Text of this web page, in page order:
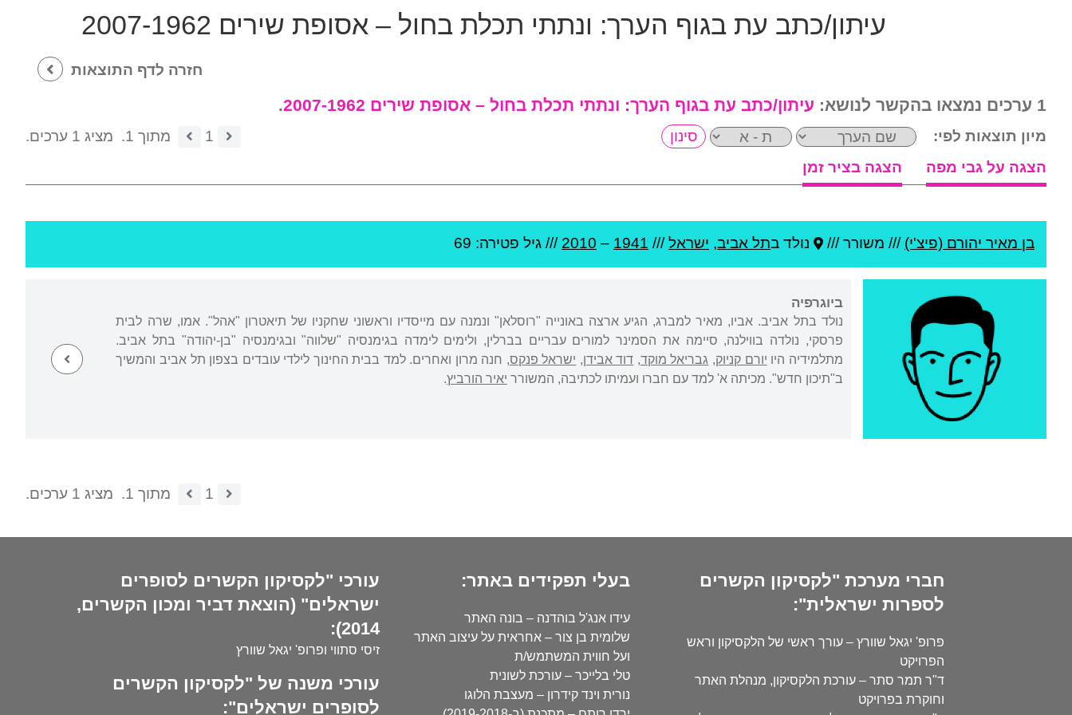
עיתון/כתב עת בגוף הערך: ונתתי תכלת בחול – אסופת שירים 2007-1962
חזרה לדף התוצאות
1 ערכים נמצאו בהקשר לנושא: עיתון/כתב עת בגוף הערך: ונתתי תכלת בחול – אסופת שירים 2007-1962 .
מיון תוצאות לפי: 1 מתוך 1.
מציג 1 ערכים.
הצגה על גבי מפה
הצגה בציר זמן
בן מאיר יהורם (פיצ'י) /// משורר /// נולד בתל אביב, ישראל///
1941
–
2010 /// גיל פטירה: 69
ביוגרפיה
נולד בתל אביב. אביו, מאיר למברג, הגיע ארצה באונייה "רוסלאן" ונמנה עם מייסדיו וראשוני שחקניו של תיאטרון "אהל". אמו, שרה לבית
פרסקי, נולדה בווילנה, סיימה את הסמינר למורים עבריים בברלין, ולימים לימדה בגימנסיה "שלווה" ובגימנסיה "בן-יהודה" בתל אביב.
מתלמידיה היו יורם קניוק, גבריאל מוקד, דוד אבידן, ישראל פנקס, חנה מרון ואחרים. למד בבית החינוך לילדי עובדים בצפון תל אביב והמשיך
ב"תיכון חדש". מכיתה א' למד עם חברו ועמיתו לכתיבה, המשורר יאיר הורביץ.
1 מתוך 1. מציג 1 ערכים.
חברי מערכת "לקסיקון הקשרים
לספרות ישראלית":
פרופ' יגאל שוורץ – עורך ראשי של הלקסיקון וראש
הפרויקט
ד"ר תמר סתר – עורכת הלקסיקון, מנהלת האתר
וחוקרת בפרויקט
בעלי תפקידים באתר:
עידו אנג'ל בוהדנה – בונה האתר
שלומית בן צור – אחראית על עיצוב האתר
ועל חווית המשתמש/ת
טלי בלייכר – עורכת לשונית
נורית וינד קידרון – מעצבת הלוגו
עורכי "לקסיקון הקשרים לסופרים
ישראלים" (הוצאת דביר ומכון הקשרים,
2014):
זיסי סתווי ופרופ' יגאל שוורץ
עורכי משנה של "לקסיקון הקשרים
לסופרים ישראלים":